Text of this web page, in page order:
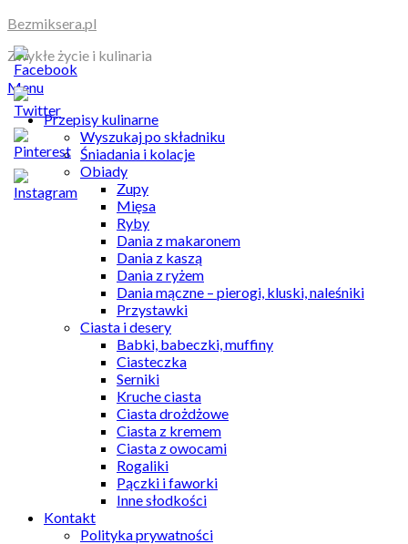
Skip
content
Bezmiksera.pl
Zwykłe życie i kulinaria
Menu
Przepisy kulinarne
Wyszukaj po składniku
Śniadania i kolacje
Obiady
Zupy
Mięsa
Ryby
Dania z makaronem
Dania z kaszą
Dania z ryżem
Dania mączne – pierogi, kluski, naleśniki
Przystawki
Ciasta i desery
Babki, babeczki, muffiny
Ciasteczka
Serniki
Kruche ciasta
Ciasta drożdżowe
Ciasta z kremem
Ciasta z owocami
Rogaliki
Pączki i faworki
Inne słodkości
Kontakt
Polityka prywatności